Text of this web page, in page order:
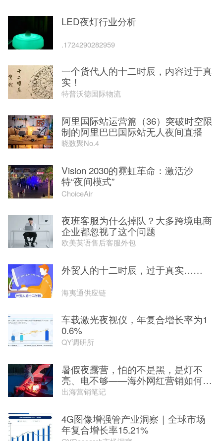
LED夜灯行业分析
.1724290282959
一个货代人的十二时辰，内容过于真
实！
特普沃德国际物流
阿里国际站运营篇（36）突破时空限
制的阿里巴巴国际站无人夜间直播
晓数聚No.4
Vision 2030的霓虹革命：激活沙
特“夜间模式”
ChoiceAir
夜班客服为什么掉队？大多跨境电商
企业都忽视了这个问题
欧美英语售后客服外包
外贸人的十二时辰，过于真实……
海夷通供应链
车载激光夜视仪，年复合增长率为1
0.6%
QY调研所
暑假夜露营，怕的不是黑，是灯不
亮、电不够——海外网红营销如何用
安...
出海营销笔记
4G图像增强管产业洞察｜全球市场
年复合增长率15.21%